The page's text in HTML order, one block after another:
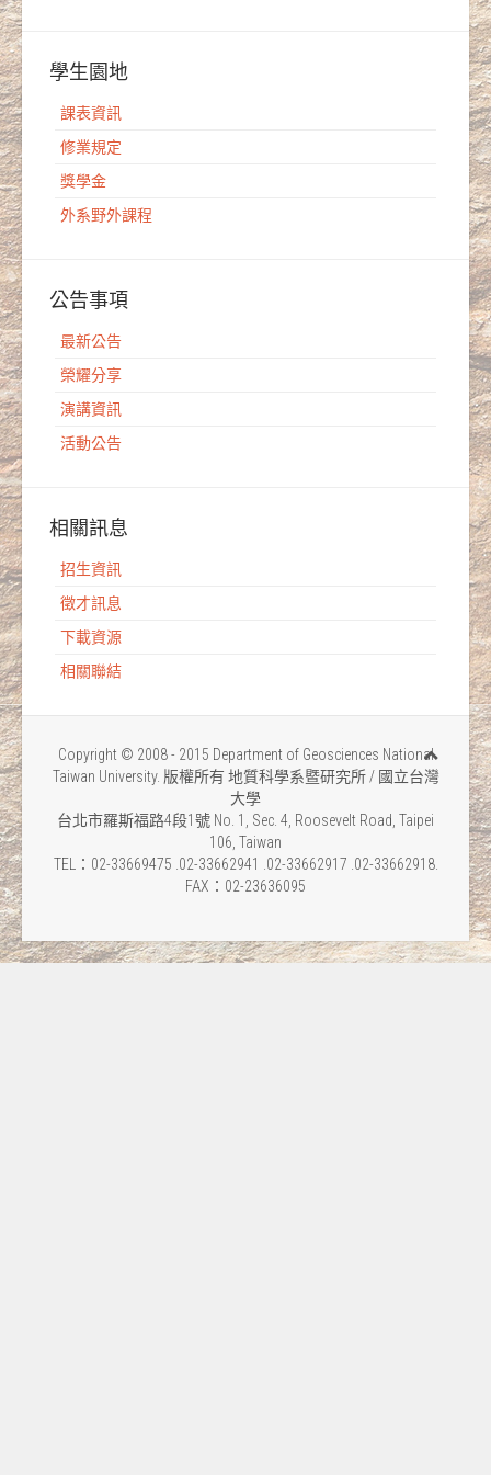
學生園地
課表資訊
修業規定
獎學金
外系野外課程
公告事項
最新公告
榮耀分享
演講資訊
活動公告
相關訊息
招生資訊
徵才訊息
下載資源
相關聯結
Copyright © 2008 - 2015 Department of Geosciences National
Taiwan University. 版權所有 地質科學系暨研究所 / 國立台灣
大學
台北市羅斯福路4段1號 No. 1, Sec. 4, Roosevelt Road, Taipei
106, Taiwan
TEL：02-33669475 .02-33662941 .02-33662917 .02-33662918.
FAX：02-23636095